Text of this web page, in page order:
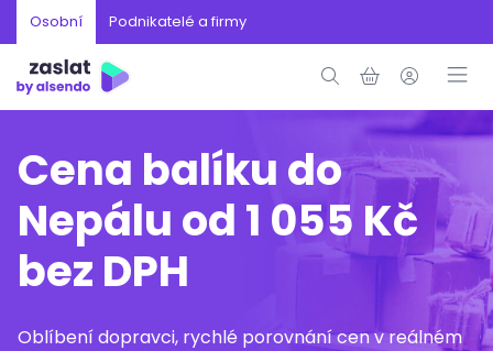
Osobní Podnikatelé a firmy
Cena balíku do
Nepálu od 1 055 Kč
bez DPH
Oblíbení dopravci, rychlé porovnání cen v reálném